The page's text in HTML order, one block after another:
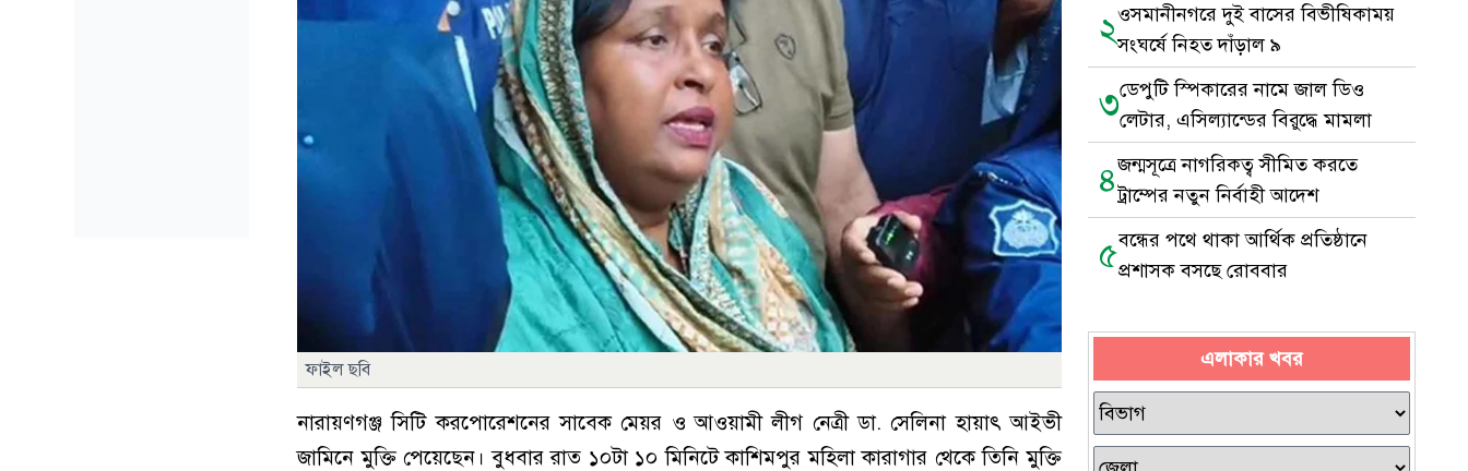
ফাইল ছবি
নারায়ণগঞ্জ সিটি করপোরেশনের সাবেক মেয়র ও আওয়ামী লীগ নেত্রী ডা. সেলিনা হায়াৎ আইভী
জামিনে মুক্তি পেয়েছেন। বুধবার রাত ১০টা ১০ মিনিটে কাশিমপুর মহিলা কারাগার থেকে তিনি মুক্তি
২ওসমানীনগরে দুই বাসের বিভীষিকাময়
সংঘর্ষে নিহত দাঁড়াল ৯
৩ডেপুটি স্পিকারের নামে জাল ডিও
লেটার, এসিল্যান্ডের বিরুদ্ধে মামলা
৪জন্মসূত্রে নাগরিকত্ব সীমিত করতে
ট্রাম্পের নতুন নির্বাহী আদেশ
৫বন্ধের পথে থাকা আর্থিক প্রতিষ্ঠানে
প্রশাসক বসছে রোববার
এলাকার খবর